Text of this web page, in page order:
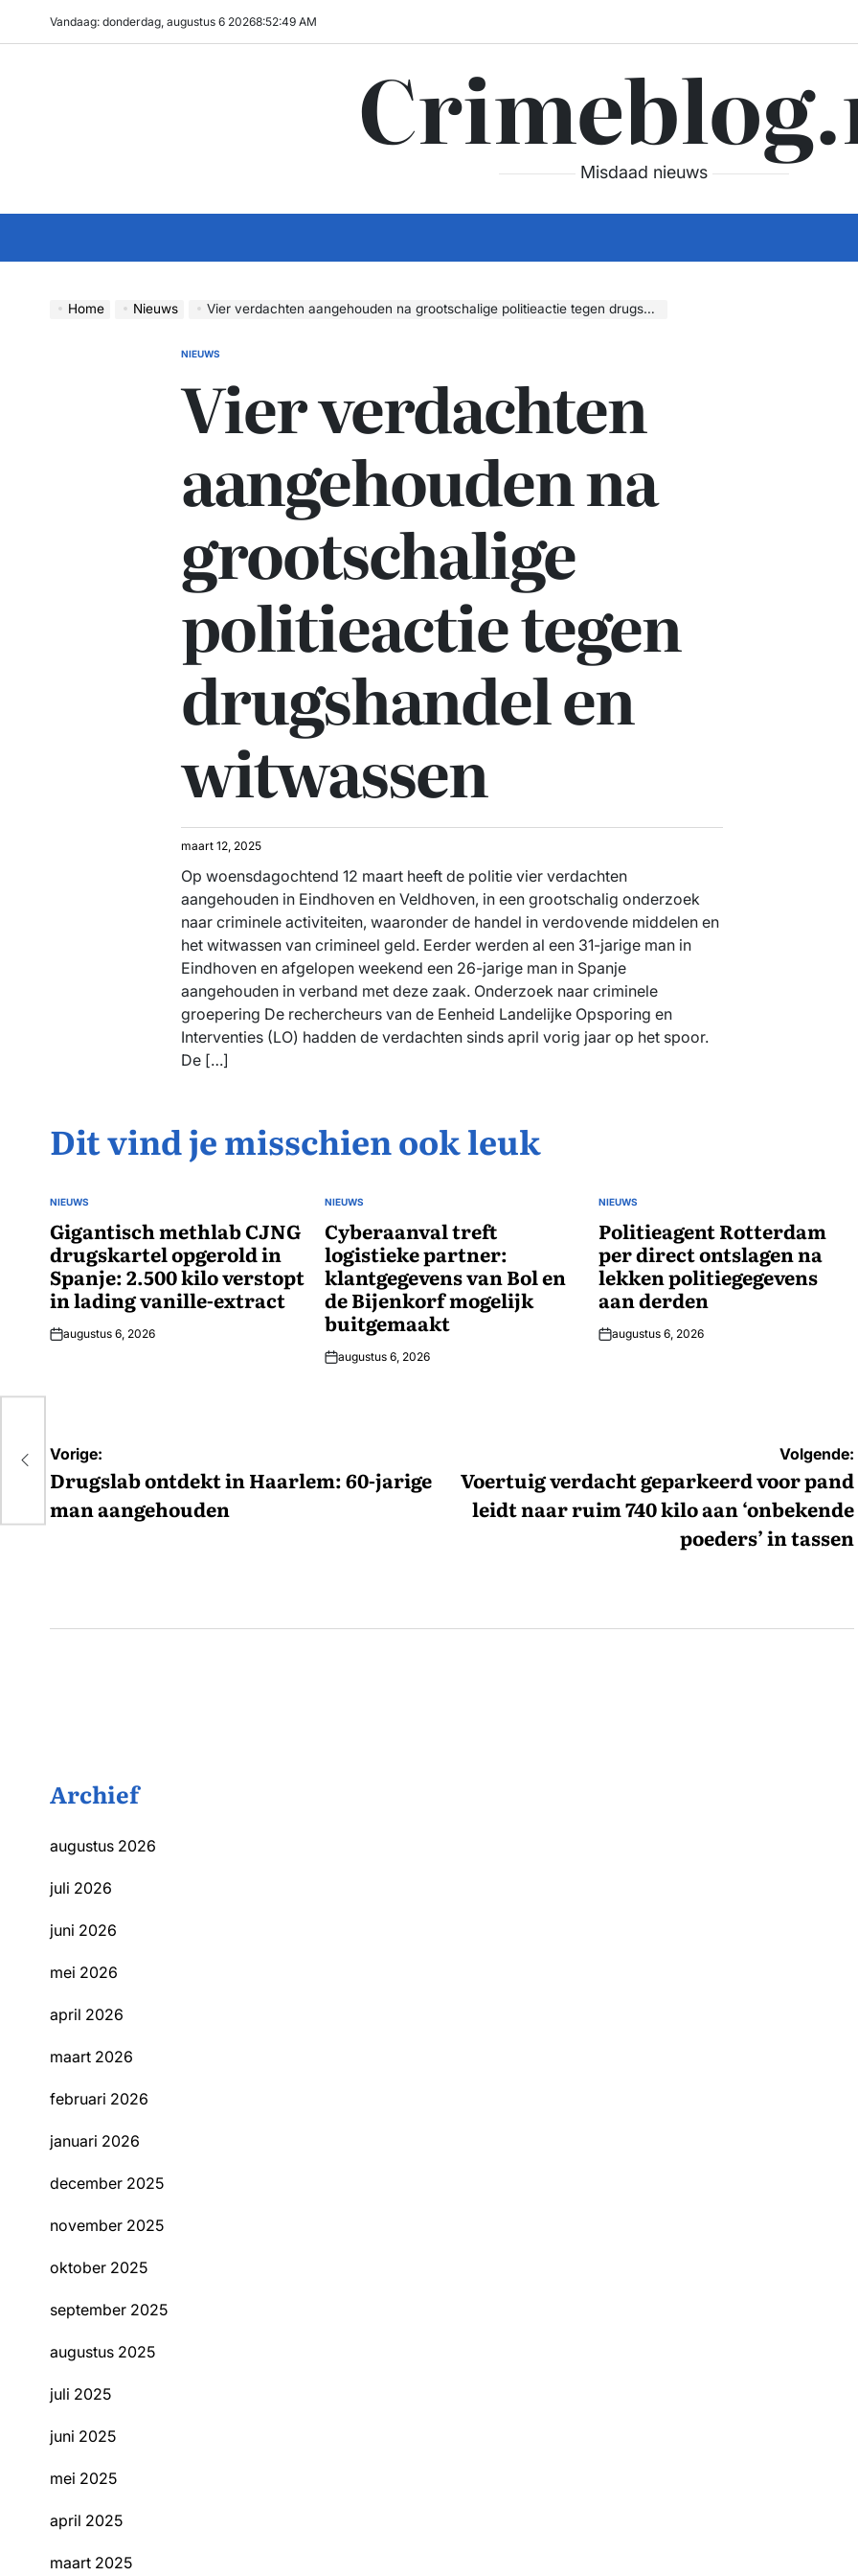
Vandaag: donderdag, augustus 6 20268:52:50 AM
Misdaad nieuws
Home Nieuws Vier verdachten aangehouden na grootschalige politieactie tegen drugshandel en witwassen
GEPLAATST
NIEUWS
Vier verdachten
aangehouden na
grootschalige
politieactie tegen
drugshandel en
witwassen
maart 12, 2025
Op woensdagochtend 12 maart heeft de politie vier verdachten
aangehouden in Eindhoven en Veldhoven, in een grootschalig onderzoek
naar criminele activiteiten, waaronder de handel in verdovende middelen en
het witwassen van crimineel geld. Eerder werden al een 31-jarige man in
Eindhoven en afgelopen weekend een 26-jarige man in Spanje
aangehouden in verband met deze zaak. Onderzoek naar criminele
groepering De rechercheurs van de Eenheid Landelijke Opsporing en
Interventies (LO) hadden de verdachten sinds april vorig jaar op het spoor.
De […]
Dit vind je misschien ook leuk
GEPLAATST
NIEUWS
Gigantisch methlab CJNG
drugskartel opgerold in
Spanje: 2.500 kilo verstopt
in lading vanille-extract
augustus 6, 2026
GEPLAATST
NIEUWS
Cyberaanval treft
logistieke partner:
klantgegevens van Bol en
de Bijenkorf mogelijk
buitgemaakt
augustus 6, 2026
GEPLAATST
NIEUWS
Politieagent Rotterdam
per direct ontslagen na
lekken politiegegevens
aan derden
augustus 6, 2026
Bericht
navigatie
Vorige:
Drugslab ontdekt in Haarlem: 60-jarige
man aangehouden
Volgende:
Voertuig verdacht geparkeerd voor pand
leidt naar ruim 740 kilo aan ‘onbekende
poeders’ in tassen
Archief
augustus 2026
juli 2026
juni 2026
mei 2026
april 2026
maart 2026
februari 2026
januari 2026
december 2025
november 2025
oktober 2025
september 2025
augustus 2025
juli 2025
juni 2025
mei 2025
april 2025
maart 2025